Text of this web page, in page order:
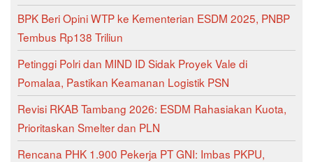
BPK Beri Opini WTP ke Kementerian ESDM 2025, PNBP
Tembus Rp138 Triliun
Petinggi Polri dan MIND ID Sidak Proyek Vale di
Pomalaa, Pastikan Keamanan Logistik PSN
Revisi RKAB Tambang 2026: ESDM Rahasiakan Kuota,
Prioritaskan Smelter dan PLN
Rencana PHK 1.900 Pekerja PT GNI: Imbas PKPU,